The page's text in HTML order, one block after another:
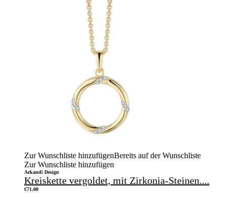
Zur Wunschliste hinzufügenBereits auf der Wunschliste
Zur Wunschliste hinzufügen
Arkandi Design
Kreiskette vergoldet, mit Zirkonia-Steinen....
€71.00